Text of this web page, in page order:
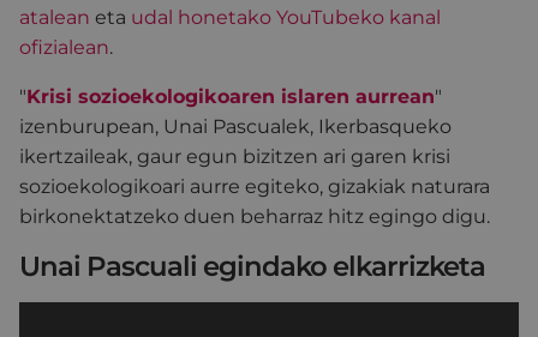
atalean eta udal honetako YouTubeko kanal
ofizialean.
"Krisi sozioekologikoaren islaren aurrean"
izenburupean, Unai Pascualek, Ikerbasqueko
ikertzaileak, gaur egun bizitzen ari garen krisi
sozioekologikoari aurre egiteko, gizakiak naturara
birkonektatzeko duen beharraz hitz egingo digu.
Unai Pascuali egindako elkarrizketa